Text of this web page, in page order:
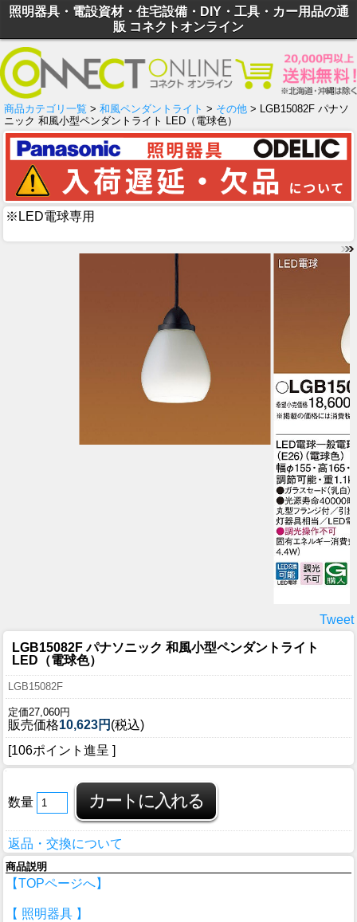
照明器具・電設資材・住宅設備・DIY・工具・カー用品の通
販 コネクトオンライン
商品カテゴリ一覧 > 和風ペンダントライト > その他 > LGB15082F パナソ
ニック 和風小型ペンダントライト LED（電球色）
※LED電球専用
Tweet
LGB15082F パナソニック 和風小型ペンダントライト
LED（電球色）
LGB15082F
定価27,060円
販売価格10,623円 (税込)
[106ポイント進呈 ]
数量
返品・交換について
商品説明
【TOPページへ】
【 照明器具 】